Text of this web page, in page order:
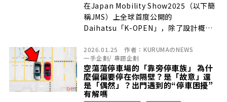
在Japan Mobility Show2025（以下簡
稱JMS）上全球首度公開的
Daihatsu「K-OPEN」，除了設計概念
2026.01.25 作者： KURUMAのNEWS
一手企劃/ 專題企劃
空蕩蕩停車場的「靠旁停車族」 為什
麼偏偏要停在你隔壁？是「故意」還
是「偶然」？出門遇到的“停車困擾”
有解嗎